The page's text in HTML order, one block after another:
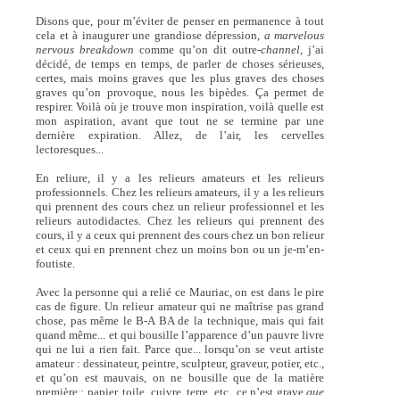
Disons que, pour m’éviter de penser en permanence à tout
cela et à inaugurer une grandiose dépression, a marvelous
nervous breakdown comme qu’on dit outre-channel, j’ai
décidé, de temps en temps, de parler de choses sérieuses,
certes, mais moins graves que les plus graves des choses
graves qu’on provoque, nous les bipèdes. Ça permet de
respirer. Voilà où je trouve mon inspiration, voilà quelle est
mon aspiration, avant que tout ne se termine par une
dernière expiration. Allez, de l’air, les cervelles
lectoresques...
En reliure, il y a les relieurs amateurs et les relieurs
professionnels. Chez les relieurs amateurs, il y a les relieurs
qui prennent des cours chez un relieur professionnel et les
relieurs autodidactes. Chez les relieurs qui prennent des
cours, il y a ceux qui prennent des cours chez un bon relieur
et ceux qui en prennent chez un moins bon ou un je-m’en-
foutiste.
Avec la personne qui a relié ce Mauriac, on est dans le pire
cas de figure. Un relieur amateur qui ne maîtrise pas grand
chose, pas même le B-A BA de la technique, mais qui fait
quand même... et qui bousille l’apparence d’un pauvre livre
qui ne lui a rien fait. Parce que... lorsqu’on se veut artiste
amateur : dessinateur, peintre, sculpteur, graveur, potier, etc.,
et qu’on est mauvais, on ne bousille que de la matière
première : papier, toile, cuivre, terre, etc., ce n’est graveque